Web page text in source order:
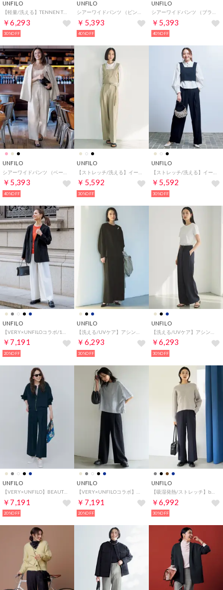
UNFILO
￥6,293
30%OFF
UNFILO
￥5,393
40%OFF
UNFILO
￥5,393
40%OFF
UNFILO
￥5,393
40%OFF
UNFILO
￥5,592
30%OFF
UNFILO
￥5,592
30%OFF
UNFILO
￥7,191
20%OFF
UNFILO
￥6,293
30%OFF
UNFILO
￥6,293
30%OFF
UNFILO
￥7,191
20%OFF
UNFILO
￥7,191
20%OFF
UNFILO
【吸湿発熱/ストレッチ】beauty warm pants ワイド （ネイビー）
￥6,992
30%OFF